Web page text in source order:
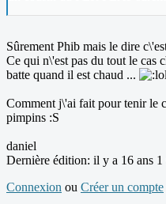
Sûrement Phib mais le dire
Ce qui n\'est pas du tout le cas
batte quand il est chaud ...
Comment j\'ai fait pour tenir le
pimpins :S
daniel
Dernière édition: il y a 16 ans 1
Connexion ou Créer un compte